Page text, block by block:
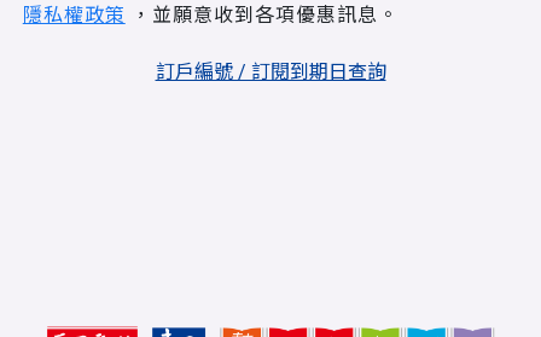
隱私權政策 ，並願意收到各項優惠訊息。
訂戶編號 / 訂閱到期日查詢